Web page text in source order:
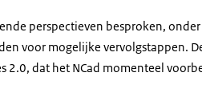
perspectieven besproken,
voor mogelijke vervolgstappen.
2.0, dat het NCad momenteel